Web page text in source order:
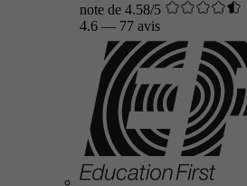
note de 4.58/5
4.6 — 77 avis